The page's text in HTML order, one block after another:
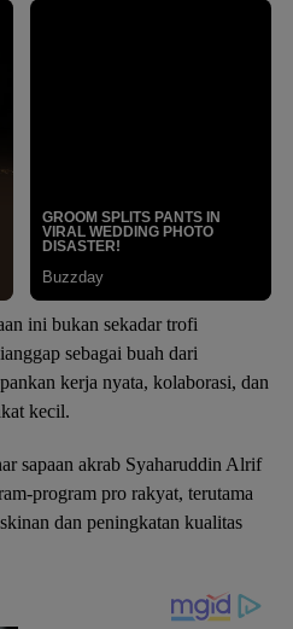
ini bukan sekadar trofi
sebagai buah dari
kerja nyata, kolaborasi, dan
kecil.
sapaan akrab Syaharuddin Alrif
program pro rakyat, terutama
dan peningkatan kualitas